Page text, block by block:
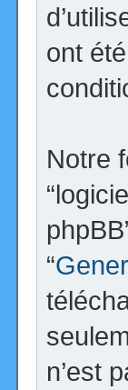
ont
Notre
“
n’est